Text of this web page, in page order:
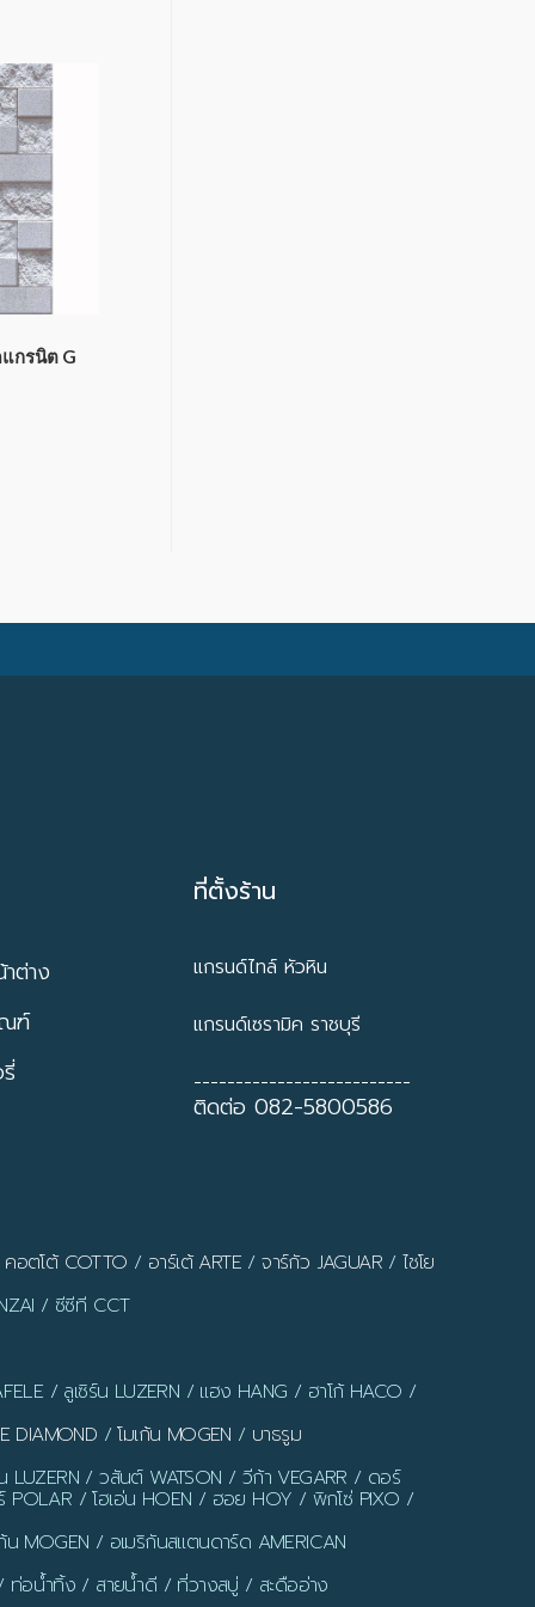
แกรนิต G
ต่าง
ฑ์
ที่ตั้งร้าน
แกรนด์ไทล์ หัวหิน
แกรนด์เซรามิค ราชบุรี
--------------------------
ติดต่อ 082-5800586
คอตโต้ COTTO / อาร์เต้ ARTE/จาร์กัว JAGUAR/ไชโย
/ ซีซีที CCT
/ ลูเซิร์น LUZERN / แฮง HANG / ฮาโก้ HACO /
DIAMOND /โมเก้น MOGEN / บาธรูม
LUZERN / วสันต์ WATSON / วีก้า VEGARR / ดอร์
POLAR / โฮเอ่น HOEN / ฮอย HOY / พิกโซ่ PIXO /
MOGEN / อเมริกันสแตนดาร์ด AMERICAN
ท่อน้ำทิ้ง / สายน้ำดี / ที่วางสบู่ / สะดืออ่าง